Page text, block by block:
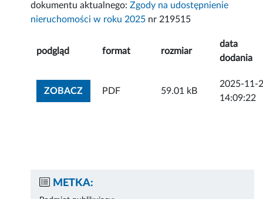
dokumentu aktualnego:Zgody na udostępnienie
nieruchomości w roku 2025 nr 219515
podgląd format rozmiar
data
dodania
ZOBACZZOBACZ ZAŁĄCZNIK
PDF 59.01 kB
2025-11-
14:09:22
METKA: